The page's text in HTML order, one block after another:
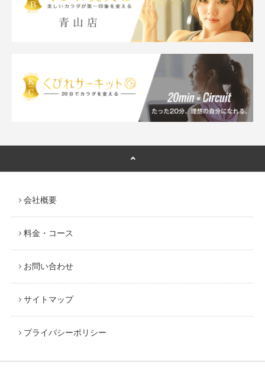
会社概要
料金・コース
お問い合わせ
サイトマップ
プライバシーポリシー